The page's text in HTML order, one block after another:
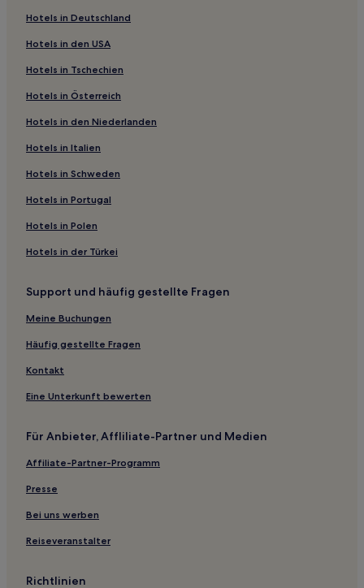
Ferienwohnungen in Zadar
Gasthäuser in Zadar
Villen in Zadar
Hotels mit Parkplatz in Zadar
Hotels mit Pool in Zadar
Business in Zadar
Familien in Zadar
Luxus in Kozino
Strand in Preko
Haustierfreundliche in Preko
Haustierfreundliche nahe Strand von Petrčane
Strand nahe Strand von Petrčane
Luxus nahe Strand von Petrčane
Hotels mit Wellnessbereich nahe Strand von Petrčane
Haustierfreundliche in Vrsi
Haustierfreundliche in Povljana
Hotels mit Pool in Petrcane
Haustierfreundliche in Petrcane
Familien in Petrcane
Hotels in Deutschland
Hotels in den USA
Hotels in Tschechien
Hotels in Österreich
Hotels in den Niederlanden
Hotels in Italien
Hotels in Schweden
Hotels in Portugal
Hotels in Polen
Hotels in der Türkei
Support und häufig gestellte Fragen
Meine Buchungen
Häufig gestellte Fragen
Kontakt
Eine Unterkunft bewerten
Für Anbieter, Affliliate-Partner und Medien
Affiliate-Partner-Programm
Presse
Bei uns werben
Reiseveranstalter
Richtlinien